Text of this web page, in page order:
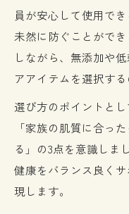
員が安心して使用で
未然に防ぐことがで
しながら、無添加や
アアイテムを選択する
選び方のポイントと
「家族の肌質に合っ
る」の3点を意識しま
健康をバランス良く
現します。